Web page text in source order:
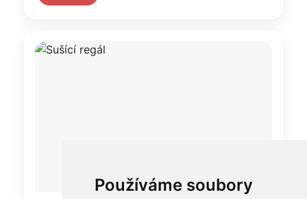
Používáme soubory